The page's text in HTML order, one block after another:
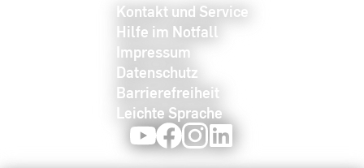
Kontakt und Service
Hilfe im Notfall
Impressum
Datenschutz
Barrierefreiheit
Leichte Sprache
YoutubeFacebookInstagram